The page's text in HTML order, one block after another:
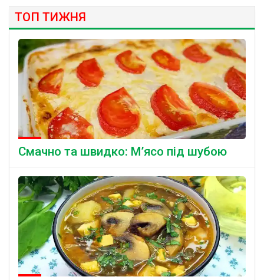
ТОП ТИЖНЯ
Смачно та швидко: М’ясо під шубою